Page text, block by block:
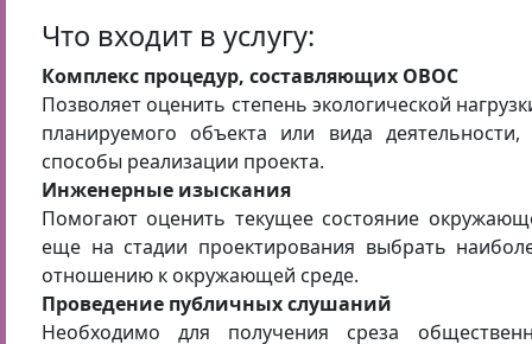
Что входит в услугу:
Комплекс процедур, составляющих ОВОС
Позволяет оценить степень экологической
планируемого объекта или вида деятельности,
способы реализации проекта.
Инженерные изыскания
Помогают оценить текущее состояние
еще на стадии проектирования выбрать
отношению к окружающей среде.
Проведение публичных слушаний
Необходимо для получения среза